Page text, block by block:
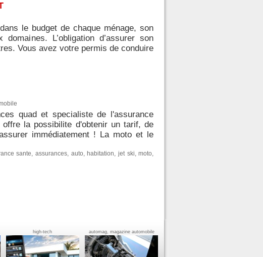
le budget de chaque ménage, son
L’obligation d’assurer son
Vous avez votre permis de conduire
quad et specialiste de l'assurance
la possibilite d'obtenir un tarif, de
immédiatement ! La moto et le
sante, assurances, auto, habitation, jet ski,moto,
high-tech automag, magazine automobile